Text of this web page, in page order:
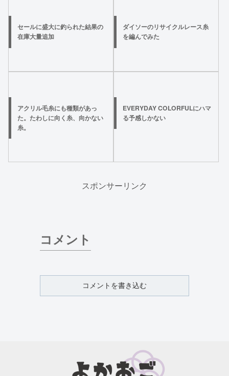
セールに盛大に釣られた結果の
在庫大量追加
ダイソーのリサイクルレース糸
を編んでみた
アクリル毛糸にも種類があっ
た。たわしに向く糸、向かない
糸。
EVERYDAY COLORFULにハマ
る予感しかない
スポンサーリンク
コメント
コメントを書き込む